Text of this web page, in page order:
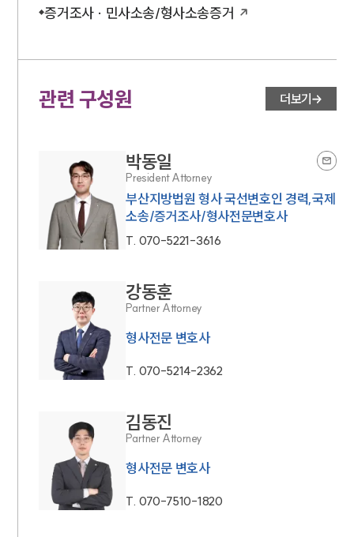
증거조사 · 민사소송/형사소송증거
관련 구성원 더보기
박동일
President Attorney
부산지방법원 형사 국선변호인 경력,국제
소송/증거조사/형사전문변호사
T. 070-5221-3616
강동훈
Partner Attorney
형사전문 변호사
T. 070-5214-2362
김동진
Partner Attorney
형사전문 변호사
T. 070-7510-1820